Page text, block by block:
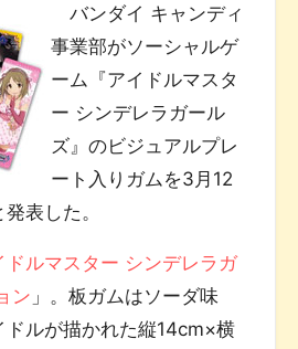
バンダイ キャンディ
事業部がソーシャルゲ
ーム『アイドルマスタ
ー シンデレラガール
ズ』のビジュアルプレ
ート入りガムを3月12
表した。
ドルマスター シンデレラガ
ン 」。板ガムはソーダ味
ドルが描かれた縦14cm×横